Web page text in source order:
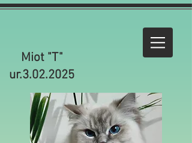
Miot "T"
ur.3.02.2025